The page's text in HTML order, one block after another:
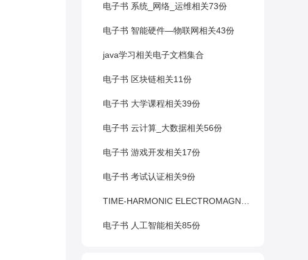
电子书 系统_网络_运维相关73份
电子书 智能硬件—物联网相关43份
java学习相关电子文档集合
电子书 区块链相关11份
电子书 大学课程相关39份
电子书 云计算_大数据相关56份
电子书 游戏开发相关17份
电子书 考试认证相关9份
TIME-HARMONIC ELECTROMAGNETIC FIELDS时谐电磁场经典教材
电子书 人工智能相关85份